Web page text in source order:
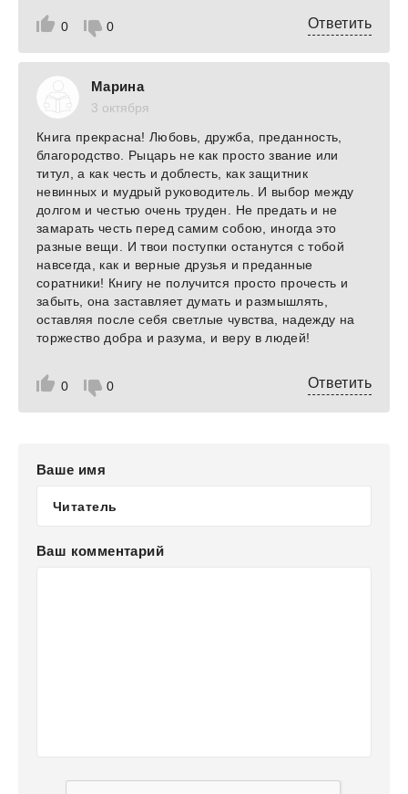
0 0 Ответить
Марина
3 октября
0 0
Книга прекрасна! Любовь, дружба, преданность,
благородство. Рыцарь не как просто звание или
титул, а как честь и доблесть, как защитник
невинных и мудрый руководитель. И выбор между
долгом и честью очень труден. Не предать и не
замарать честь перед самим собою, иногда это
разные вещи. И твои поступки останутся с тобой
навсегда, как и верные друзья и преданные
соратники! Книгу не получится просто прочесть и
забыть, она заставляет думать и размышлять,
оставляя после себя светлые чувства, надежду на
торжество добра и разума, и веру в людей!
Ответить
Ваше имя
Ваш комментарий